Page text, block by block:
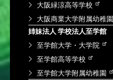
大阪緑涼高等学校
大阪商業大学附属幼稚園
姉妹法人 学校法人至学館
至学館大学・大学院
至学館高等学校
至学館大学附属幼稚園